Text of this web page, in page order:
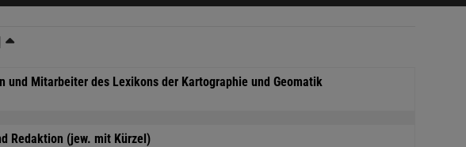
und Mitarbeiter des Lexikons der Kartographie und Geomatik
Redaktion (jew. mit Kürzel)